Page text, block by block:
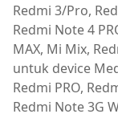
Redmi 3/Pro,
Redmi Note 4
MAX, Mi Mix,
untuk device
Redmi PRO,
Redmi Note 3G